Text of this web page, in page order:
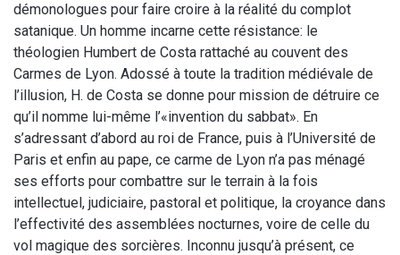
démonologues pour faire croire à la réalité du complot
satanique. Un homme incarne cette résistance: le
théologien Humbert de Costa rattaché au couvent des
Carmes de Lyon. Adossé à toute la tradition médiévale de
l’illusion, H. de Costa se donne pour mission de détruire ce
qu’il nomme lui-même l’«invention du sabbat». En
s’adressant d’abord au roi de France, puis à l’Université de
Paris et enfin au pape, ce carme de Lyon n’a pas ménagé
ses efforts pour combattre sur le terrain à la fois
intellectuel, judiciaire, pastoral et politique, la croyance dans
l’effectivité des assemblées nocturnes, voire de celle du
vol magique des sorcières. Inconnu jusqu’à présent, ce